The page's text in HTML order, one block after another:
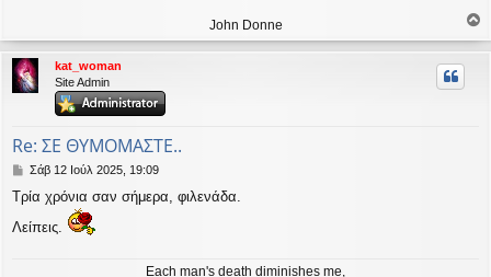
John Donne
ο
ρ
kat_woman
Site Admin
Re: ΣΕ ΘΥΜΟΜΑΣΤΕ..
Δ
μ
σ
Σάβ 12 Ιούλ 2025, 19:09
Τρία χρόνια σαν σήμερα, φιλενάδα.
Λείπεις.
Each man's death diminishes me,